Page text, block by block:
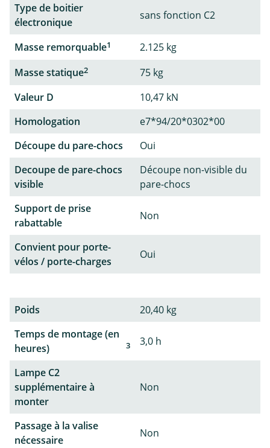
Type de boitier
électronique
sans fonction C2
Masse remorquable1
2.125 kg
Masse statique2
75 kg
Valeur D
10,47 kN
Homologation
e7*94/20*0302*00
Découpe du pare-chocs
Oui
Decoupe de pare-chocs
visible
Découpe non-visible du
pare-chocs
Support de prise
rabattable
Non
Convient pour porte-
vélos / porte-charges
Oui
Poids
20,40 kg
Temps de montage (en
heures)
3 3,0 h
Lampe C2
supplémentaire à
monter
Non
Passage à la valise
nécessaire
Non